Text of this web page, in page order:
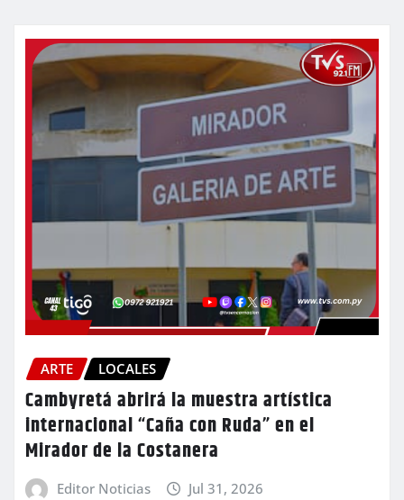
ARTE LOCALES
Cambyretá abrirá la muestra artística
internacional “Caña con Ruda” en el
Mirador de la Costanera
Editor Noticias Jul 31, 2026